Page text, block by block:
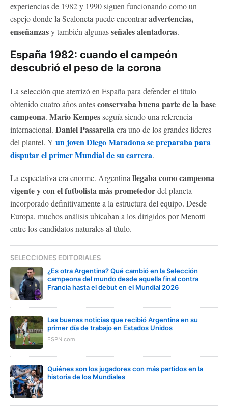
experiencias de 1982 y 1990 siguen funcionando como un
espejo donde la Scaloneta puede encontraradvertencias,
enseñanzasy también algunasseñales alentadoras.
España 1982: cuando el campeón
descubrió el peso de la corona
La selección que aterrizó en España para defender el título
obtenido cuatro años antesconservaba buena parte de la base
campeona. Mario Kempesseguía siendo una referencia
internacional. Daniel Passarellaera uno de los grandes líderes
del plantel. Y un joven Diego Maradona se preparaba para
disputar el primer Mundial de su carrera.
La expectativa era enorme. Argentinallegaba como campeona
vigente y con el futbolista más prometedordel planeta
incorporado definitivamente a la estructura del equipo. Desde
Europa, muchos análisis ubicaban a los dirigidos por Menotti
entre los candidatos naturales al título.
SELECCIONES EDITORIALES
¿Es otra Argentina? Qué cambió en la Selección
campeona del mundo desde aquella final contra
Francia hasta el debut en el Mundial 2026
Las buenas noticias que recibió Argentina en su
primer día de trabajo en Estados Unidos
ESPN.com
Quiénes son los jugadores con más partidos en la
historia de los Mundiales